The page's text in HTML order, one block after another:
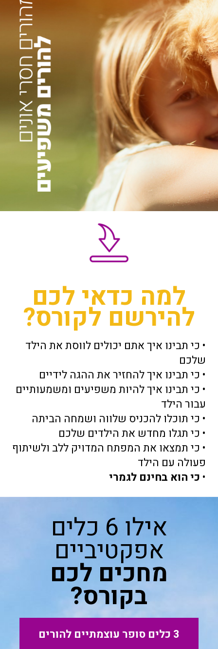
למה כדאי לכם
להירשם לקורס?
• כי תבינו איך אתם יכולים לווסת את הילד
שלכם
• כי תבינו איך להחזיר את ההגה לידיים
• כי תבינו איך להיות משפיעים ומשמעותיים
עבור הילד
• כי תוכלו להכניס שלווה ושמחה הביתה
• כי תגלו מחדש את הילדים שלכם
• כי תמצאו את המפתח המדויק ללב ולשיתוף
פעולה עם הילד
• כי הוא בחינם לגמרי
אילו 6 כלים
אפקטיביים
מחכים לכם
בקורס?
3 כלים סופר עוצמתיים להורים